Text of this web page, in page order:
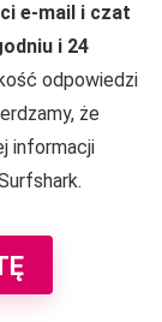
e-mail i czat
i 24
odpowiedzi
że
informacji